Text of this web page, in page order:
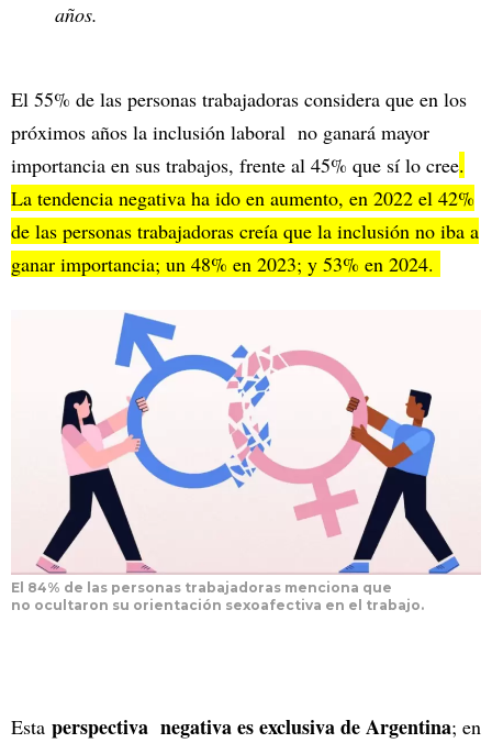
años.
El 55% de las personas trabajadoras considera que en los
próximos años la inclusión laboral no ganará mayor
importancia en sus trabajos, frente al 45% que sí lo cree.
La tendencia negativa ha ido en aumento, en 2022 el 42%
de las personas trabajadoras creía que la inclusión no iba a
ganar importancia; un 48% en 2023; y 53% en 2024.
El 84% de las personas trabajadoras menciona que
no ocultaron su orientación sexoafectiva en el trabajo.
Esta perspectiva negativa es exclusiva de Argentina; en